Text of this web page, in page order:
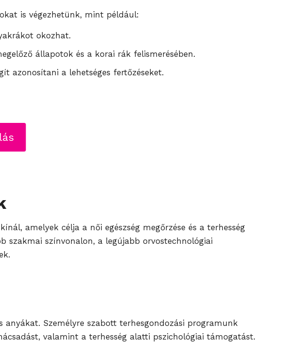
is végezhetünk, mint például:
okozhat.
állapotok és a korai rák felismerésében.
azonosítani a lehetséges fertőzéseket.
amelyek célja a női egészség megőrzése és a terhesség
szakmai színvonalon, a legújabb orvostechnológiai
Személyre szabott terhesgondozási programunk
valamint a terhesség alatti pszichológiai támogatást.